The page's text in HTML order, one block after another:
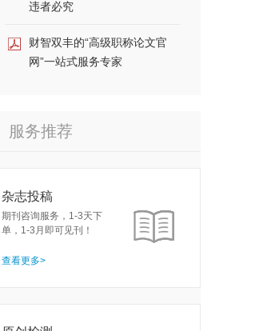
违者必究
财智双丰的“高级职称论文官
网”一站式服务专家
服务推荐
杂志投稿
期刊咨询服务，1-3天下
单，1-3月即可见刊！
查看更多>